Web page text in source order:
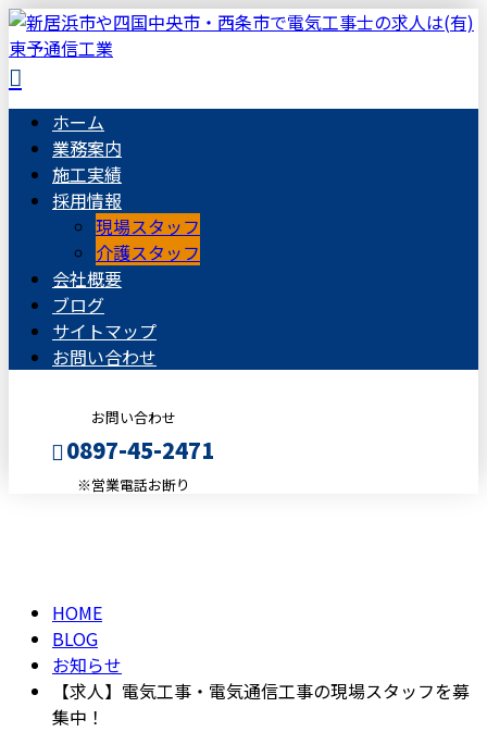
ホーム
業務案内
施工実績
採用情報
現場スタッフ
介護スタッフ
会社概要
ブログ
サイトマップ
お問い合わせ
お問い合わせ
0897-45-2471
※営業電話お断り
HOME
BLOG
お知らせ
【求人】電気工事・電気通信工事の現場スタッフを募
集中！